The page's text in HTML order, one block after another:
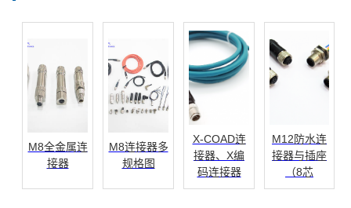
M8全金属连
接器
M8连接器多
规格图
X-COAD连
接器、X编
码连接器
M12防水连
接器与插座
（8芯